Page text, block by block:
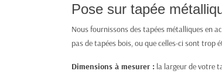
Pose sur tapée
Nous fournissons des tapées métalliques en
pas de tapées bois, ou que celles-ci sont trop
Dimensions à mesurer : la largeur de votre